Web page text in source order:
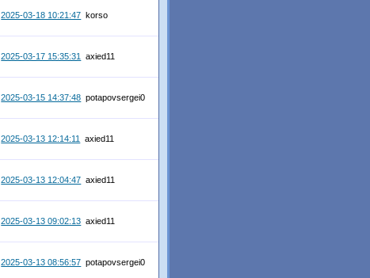
2025-03-18 10:21:47 korso
2025-03-17 15:35:31 axied11
2025-03-15 14:37:48 potapovsergei0
2025-03-13 12:14:11 axied11
2025-03-13 12:04:47 axied11
2025-03-13 09:02:13 axied11
2025-03-13 08:56:57 potapovsergei0